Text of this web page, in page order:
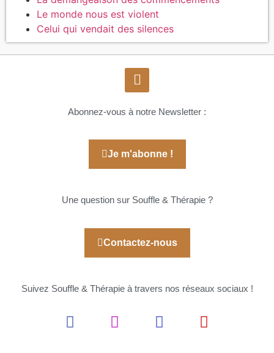
Le monde nous est violent
Celui qui vendait des silences
Abonnez-vous à notre Newsletter :
Je m'abonne !
Une question sur Souffle & Thérapie ?
Contactez-nous
Suivez Souffle & Thérapie à travers nos réseaux sociaux !